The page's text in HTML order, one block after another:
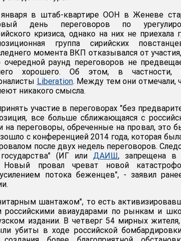
в штаб-квартире ООН в Женеве
день переговоров по
кризиса, однако на них не приехала
группа сирийских
момента ВКП отказывался от
очередной раунд переговоров не
хорошего. Об этом, в частности,
Liberation. Между тем они отмечали,
никакого смысла.
участие в переговорах "без
все больше сближающаяся с
на переговоры, обреченные на провал, это
с конференцией 2014 года, которая
после двух недель переговоров.
(ИГ или ДАИШ, запрещена
Новый провал чреват новой
потока беженцев", - заявил
шантажом", то есть
российскими авиаударами по рынкам и
издании. В четверг 54 мирных
убиты в ходе российской